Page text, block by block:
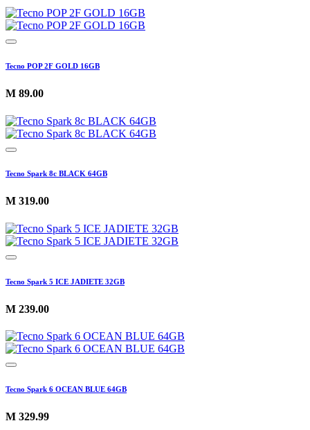
Tecno POP 2F GOLD 16GB
M 89.00
Tecno Spark 8c BLACK 64GB
M 319.00
Tecno Spark 5 ICE JADIETE 32GB
M 239.00
Tecno Spark 6 OCEAN BLUE 64GB
M 329.99